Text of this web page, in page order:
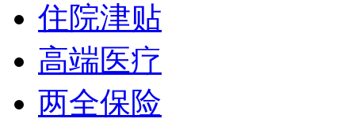
住院津贴
高端医疗
两全保险